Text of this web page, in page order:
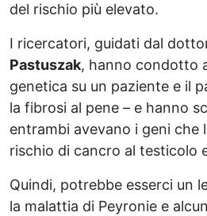
del rischio più elevato.
I ricercatori, guidati dal
Pastuszak, hanno condotto
genetica su un paziente e il
la fibrosi al pene – e hanno
entrambi avevano i geni che
rischio di cancro al testicolo
Quindi, potrebbe esserci un
la malattia di Peyronie e